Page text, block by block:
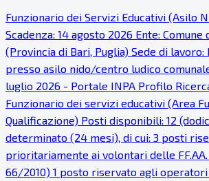
Funzionario dei Servizi Educativi (Asilo
Scadenza: 14 agosto 2026 Ente: Comune
(Provincia di Bari, Puglia) Sede di lavoro:
presso asilo nido/centro ludico
luglio 2026 - Portale INPA Profilo
Funzionario dei servizi educativi (Area
Qualificazione) Posti disponibili: 12
determinato (24 mesi), di cui: 3 posti
prioritariamente ai volontari delle FF.AA.
66/2010) 1 posto riservato agli